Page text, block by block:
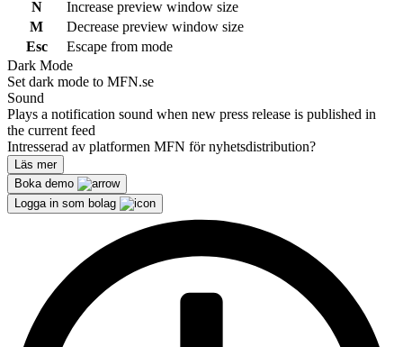
N
Increase preview window size
M
Decrease preview window size
Esc
Escape from mode
Dark Mode
Set dark mode to MFN.se
Sound
Plays a notification sound when new press release is published in
the current feed
Intresserad av platformen MFN för nyhetsdistribution?
Läs mer
Boka demo
Logga in som bolag